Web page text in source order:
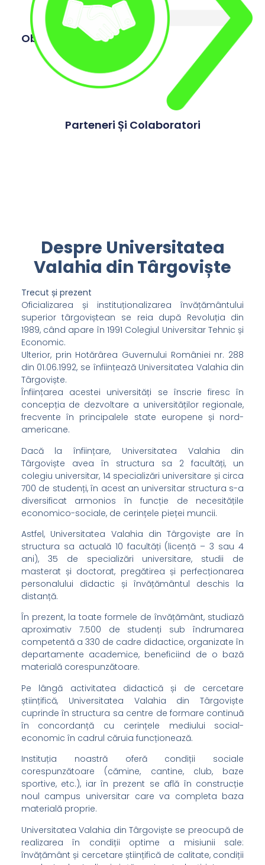
Obiective
Parteneri Și Colaboratori
Despre Universitatea
Valahia din Târgoviște
Trecut și prezent
Oficializarea și instituționalizarea învățământului
superior târgoviștean se reia după Revoluția din
1989, când apare în 1991 Colegiul Universitar Tehnic și
Economic.
Ulterior, prin Hotărârea Guvernului României nr. 288
din 01.06.1992, se înființează Universitatea Valahia din
Târgoviște.
Înființarea acestei universități se înscrie firesc în
concepția de dezvoltare a universităților regionale,
frecvente în principalele state europene și nord-
americane.
Dacă la înființare, Universitatea Valahia din
Târgoviște avea în structura sa 2 facultăți, un
colegiu universitar, 14 specializări universitare și circa
700 de studenți, în acest an universitar structura s-a
diversificat armonios în funcție de necesitățile
economico-sociale, de cerințele pieței muncii.
Astfel, Universitatea Valahia din Târgoviște are în
structura sa actuală 10 facultăți (licență – 3 sau 4
ani), 35 de specializări universitare, studii de
masterat și doctorat, pregătirea și perfecționarea
personalului didactic și învățământul deschis la
distanță.
În prezent, la toate formele de învățământ, studiază
aproximativ 7.500 de studenți sub îndrumarea
competentă a 330 de cadre didactice, organizate în
departamente academice, beneficiind de o bază
materială corespunzătoare.
Pe lângă activitatea didactică și de cercetare
științifică, Universitatea Valahia din Târgoviște
cuprinde în structura sa centre de formare continuă
în concordanță cu cerințele mediului social-
economic în cadrul căruia funcționează.
Instituția noastră oferă condiții sociale
corespunzătoare (cămine, cantine, club, baze
sportive, etc.), iar în prezent se află în construcție
noul campus universitar care va completa baza
materială proprie.
Universitatea Valahia din Târgoviște se preocupă de
realizarea în condiții optime a misiunii sale:
învățământ și cercetare științifică de calitate, condiții